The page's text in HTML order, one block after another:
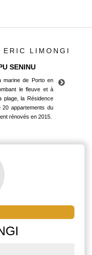
ERIC LIMONGI
SENINU
de Porto en
le fleuve et à
plage, la Résidence
20 appartements du
rénovés en 2015.
le fleuve et à
plage, la Résidence
20 appartements du
rénovés en 2015.